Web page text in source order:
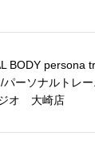
BODY persona
パーソナルトレ
オ 大崎店